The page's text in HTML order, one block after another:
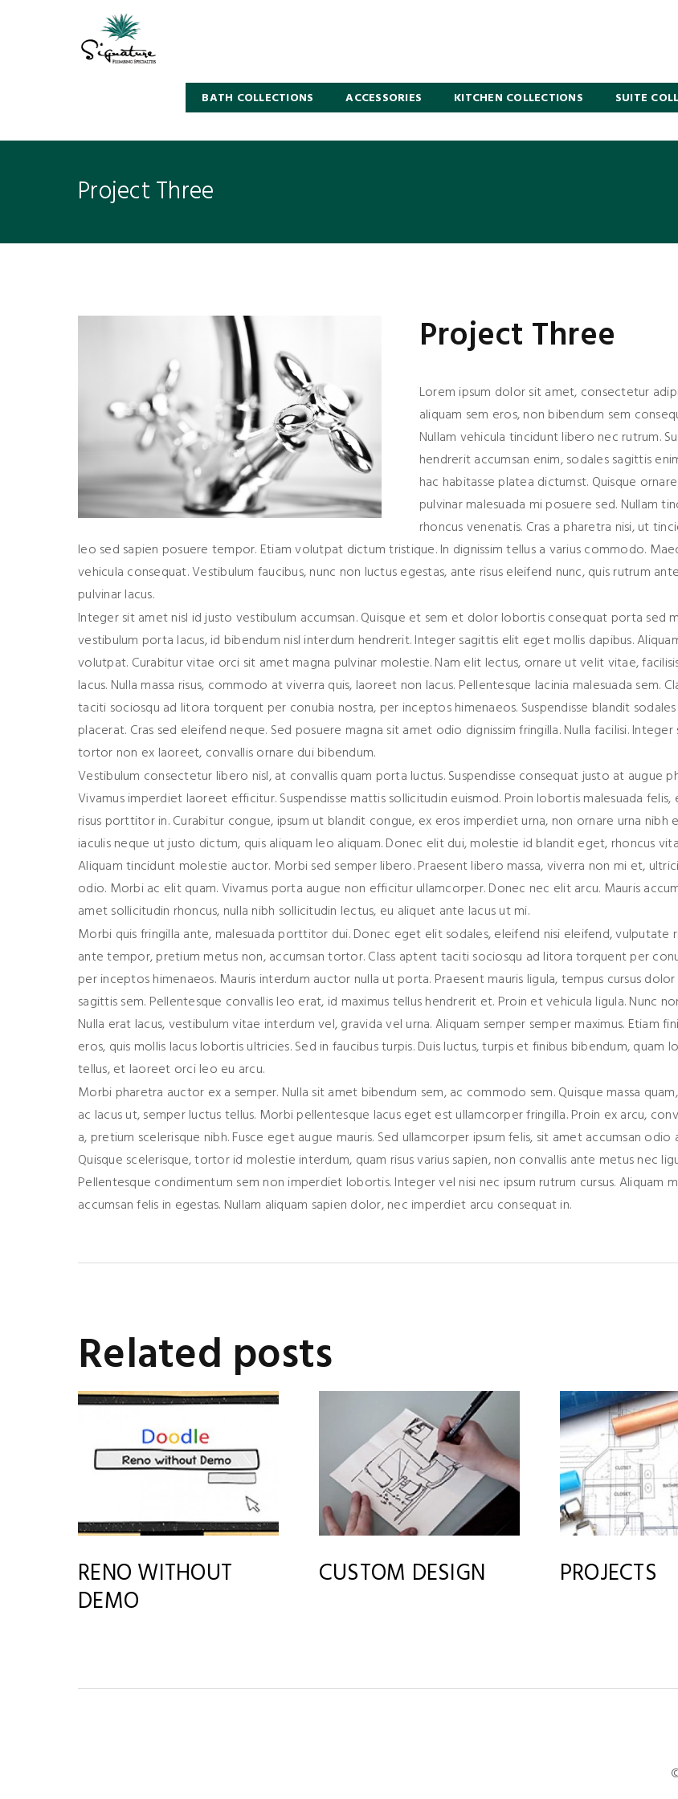
BATH COLLECTIONS ACCESSORIES KITCHEN COLLECTIONS SUITE
Project Three
Project Three
Lorem ipsum dolor sit amet, consectetur
aliquam sem eros, non bibendum sem
Nullam vehicula tincidunt libero nec rutrum.
hendrerit accumsan enim, sodales sagittis
hac habitasse platea dictumst. Quisque
pulvinar malesuada mi posuere sed. Nullam
rhoncus venenatis. Cras a pharetra nisi, ut
leo sed sapien posuere tempor. Etiam volutpat dictum tristique. In dignissim tellus a varius commodo.
vehicula consequat. Vestibulum faucibus, nunc non luctus egestas, ante risus eleifend nunc, quis rutrum
pulvinar lacus.
Integer sit amet nisl id justo vestibulum accumsan. Quisque et sem et dolor lobortis consequat porta sed
vestibulum porta lacus, id bibendum nisl interdum hendrerit. Integer sagittis elit eget mollis dapibus.
volutpat. Curabitur vitae orci sit amet magna pulvinar molestie. Nam elit lectus, ornare ut velit vitae,
lacus. Nulla massa risus, commodo at viverra quis, laoreet non lacus. Pellentesque lacinia malesuada sem.
taciti sociosqu ad litora torquent per conubia nostra, per inceptos himenaeos. Suspendisse blandit
placerat. Cras sed eleifend neque. Sed posuere magna sit amet odio dignissim fringilla. Nulla facilisi.
tortor non ex laoreet, convallis ornare dui bibendum.
Vestibulum consectetur libero nisl, at convallis quam porta luctus. Suspendisse consequat justo at augue
Vivamus imperdiet laoreet efficitur. Suspendisse mattis sollicitudin euismod. Proin lobortis malesuada felis,
risus porttitor in. Curabitur congue, ipsum ut blandit congue, ex eros imperdiet urna, non ornare urna nibh
iaculis neque ut justo dictum, quis aliquam leo aliquam. Donec elit dui, molestie id blandit eget, rhoncus
Aliquam tincidunt molestie auctor. Morbi sed semper libero. Praesent libero massa, viverra non mi et,
odio. Morbi ac elit quam. Vivamus porta augue non efficitur ullamcorper. Donec nec elit arcu. Mauris
amet sollicitudin rhoncus, nulla nibh sollicitudin lectus, eu aliquet ante lacus ut mi.
Morbi quis fringilla ante, malesuada porttitor dui. Donec eget elit sodales, eleifend nisi eleifend, vulputate
ante tempor, pretium metus non, accumsan tortor. Class aptent taciti sociosqu ad litora torquent per
per inceptos himenaeos. Mauris interdum auctor nulla ut porta. Praesent mauris ligula, tempus cursus
sagittis sem. Pellentesque convallis leo erat, id maximus tellus hendrerit et. Proin et vehicula ligula. Nunc
Nulla erat lacus, vestibulum vitae interdum vel, gravida vel urna. Aliquam semper semper maximus. Etiam
eros, quis mollis lacus lobortis ultricies. Sed in faucibus turpis. Duis luctus, turpis et finibus bibendum, quam
tellus, et laoreet orci leo eu arcu.
Morbi pharetra auctor ex a semper. Nulla sit amet bibendum sem, ac commodo sem. Quisque massa
ac lacus ut, semper luctus tellus. Morbi pellentesque lacus eget est ullamcorper fringilla. Proin ex arcu,
a, pretium scelerisque nibh. Fusce eget augue mauris. Sed ullamcorper ipsum felis, sit amet accumsan odio
Quisque scelerisque, tortor id molestie interdum, quam risus varius sapien, non convallis ante metus nec
Pellentesque condimentum sem non imperdiet lobortis. Integer vel nisi nec ipsum rutrum cursus. Aliquam
accumsan felis in egestas. Nullam aliquam sapien dolor, nec imperdiet arcu consequat in.
Related posts
RENO WITHOUT
DEMO
CUSTOM DESIGN PROJECTS